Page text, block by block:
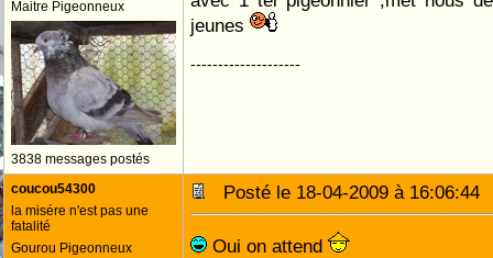
Maitre Pigeonneux
3838 messages postés
jeunes
--------------------
coucou54300
la misére n'est pas une
fatalité
Gourou Pigeonneux
Posté le 18-04-2009 à
Oui on attend